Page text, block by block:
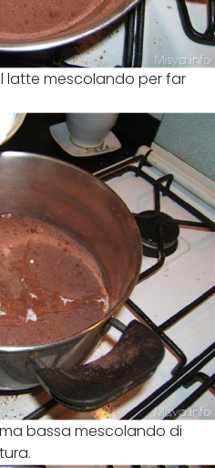
latte mescolando per far
bassa mescolando di